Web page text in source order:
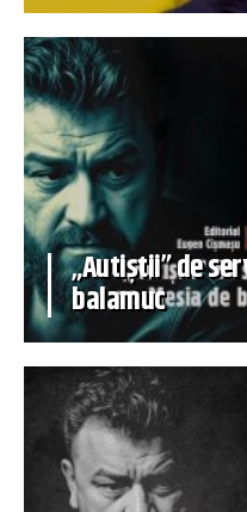
„Autiștii” de
balamuc